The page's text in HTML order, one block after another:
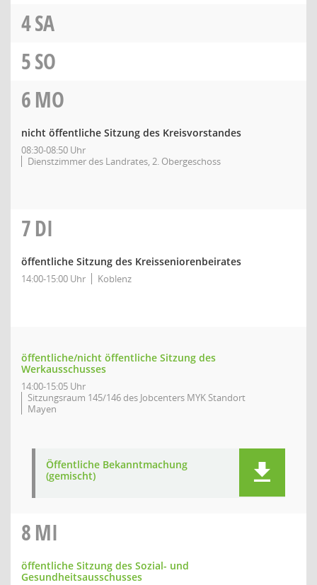
4SA
5SO
6MO
nicht öffentliche Sitzung des Kreisvorstandes
08:30-08:50 Uhr
Dienstzimmer des Landrates, 2. Obergeschoss
7DI
öffentliche Sitzung des Kreisseniorenbeirates
14:00-15:00 Uhr Koblenz
öffentliche/nicht öffentliche Sitzung des
Werkausschusses
14:00-15:05 Uhr
Sitzungsraum 145/146 des Jobcenters MYK Standort
Mayen
Öffentliche Bekanntmachung
(gemischt)
8MI
öffentliche Sitzung des Sozial- und
Gesundheitsausschusses